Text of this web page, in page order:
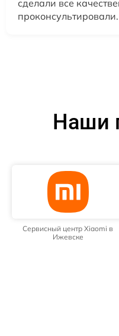
сделали все
Наши
Сервисный центр Xiaomi в
Ижевске